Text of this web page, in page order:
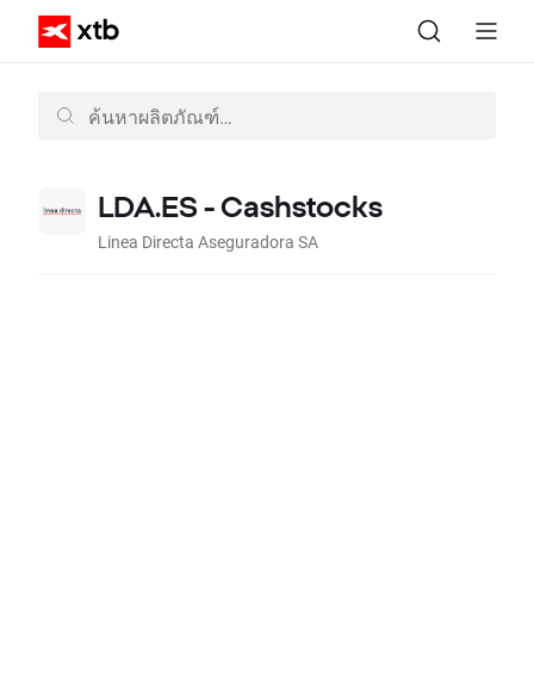
LDA.ES - Cashstocks
Linea Directa Aseguradora SA